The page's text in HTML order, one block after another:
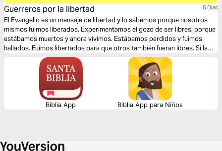
Guerreros por la libertad 5 Dias
El Evangelio es un mensaje de libertad y lo sabemos porque nosotros
mismos fuimos liberados. Experimentamos el gozo de ser libres, porque
estábamos muertos y ahora vivimos. Estábamos perdidos y fuimos
hallados. Fuimos libertados para que otros también fueran libres. Si la
misión de Dios es liberar al mundo, esa debe ser también la nuestra.
Realiza este plan de cinco días y aprende como ser un guerrero por la
Biblia App Biblia App para Niños